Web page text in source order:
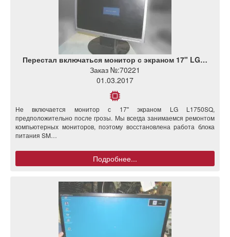
Перестал включаться монитор с экраном 17" LG…
Заказ №:70221
01.03.2017
Не включается монитор с 17" экраном LG L1750SQ,
предположительно после грозы. Мы всегда занимаемся ремонтом
компьютерных мониторов, поэтому восстановлена работа блока
питания SM…
Подробнее...